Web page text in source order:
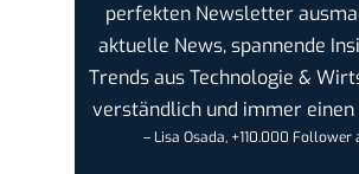
perfekten Newsletter
aktuelle News, spannende
Trends aus Technologie &
verständlich und immer
– Lisa Osada, +110.000